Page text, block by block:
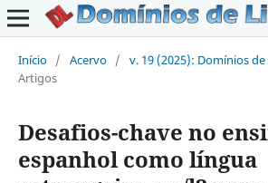
Início / Acervo / v. 19 (2025): Domínios
Artigos
Desafios-chave no
espanhol como língua